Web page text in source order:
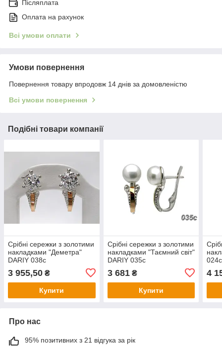
Післяплата
Оплата на рахунок
Всі умови оплати
Умови повернення
Повернення товару впродовж 14 днів за домовленістю
Всі умови повернення
Подібні товари компанії
Срібні сережки з золотими
накладками "Деметра"
DARIY 038с
3 955,50 ₴
Купити
Срібні сережки з золотими
накладками "Таємний світ"
DARIY 035с
3 681₴
Купити
024с
4
Про нас
95% позитивних з 21 відгука за рік